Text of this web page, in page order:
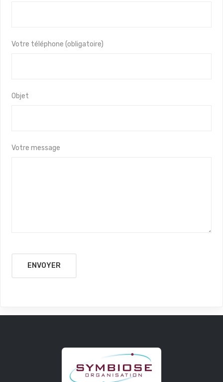
Votre téléphone (obligatoire)
Objet
Votre message